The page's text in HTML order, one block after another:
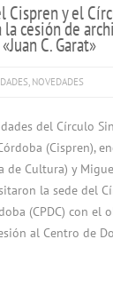
Cispren y el
cesión de
C. Garat»
, NOVEDADES
del Círculo
(Cispren),
de Cultura) y
la sede del
(CPDC) con el
al Centro de